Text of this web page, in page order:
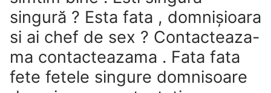
singură ? Esta fata , domnişioara
si ai chef de sex ? Contacteaza-
ma contacteazama . Fata fata
fete fetele singure domnisoare